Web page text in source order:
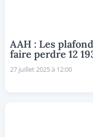
AAH : Les
faire perdre 12
27 juillet 2025 à 12:00